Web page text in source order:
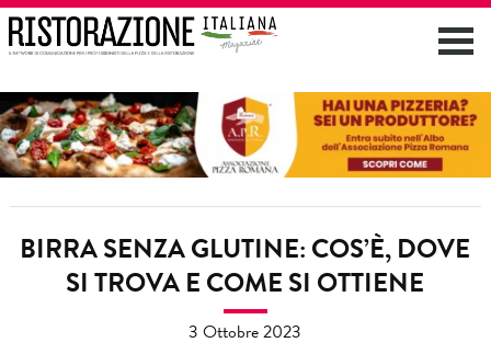
BIRRA SENZA GLUTINE: COS’È, DOVE
SI TROVA E COME SI OTTIENE
3 Ottobre 2023